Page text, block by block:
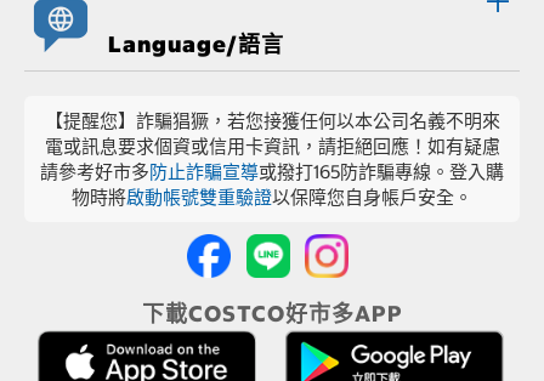
Language/語言
【提醒您】詐騙猖獗，若您接獲任何以本公司名義不明來
電或訊息要求個資或信用卡資訊，請拒絕回應！如有疑慮
請參考好市多防止詐騙宣導或撥打165防詐騙專線。登入購
物時將啟動帳號雙重驗證以保障您自身帳戶安全。
下載COSTCO好市多APP